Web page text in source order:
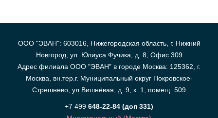
ООО "ЭВАН": 603016, Нижегородская область, г. Нижний
Новгород, ул. Юлиуса Фучика, д. 8, Офис 309
Адрес филиала ООО "ЭВАН" в городе Москва: 125362, г.
Москва, вн.тер.г. Муниципальный округ Покровское-
Стрешнево, ул Вишнёвая, д. 9, к. 1, помещ. 509
+7 499 648-22-84 (доп 331)